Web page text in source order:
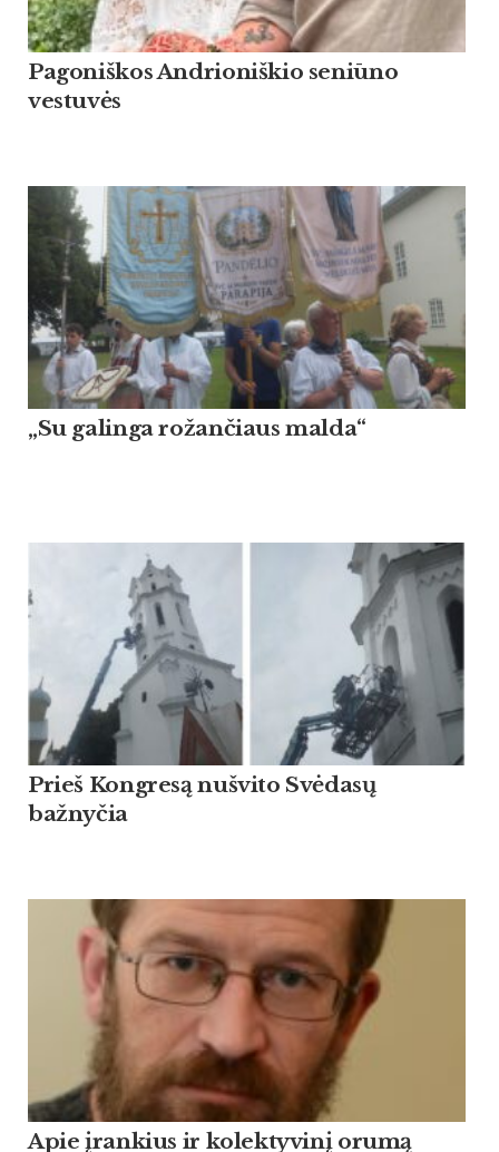
Pagoniškos Andrioniškio seniūno
vestuvės
„Su galinga rožančiaus malda“
Prieš Kongresą nušvito Svėdasų
bažnyčia
Apie įrankius ir kolektyvinį orumą